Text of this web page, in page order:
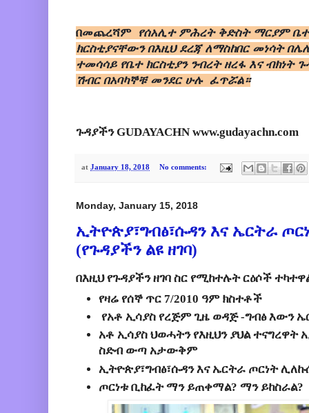
በመጨረሻም የሰአሊተ ምሕረት ቅድስት ማርያም ቤተ
ክርስቲያናቸውን በእዚህ ደረጃ ለማስከበር መነሳት
ተመሳሳይ የቤተ ክርስቲያን ንብረት ዘረፋ እና ብክነት
ሽብር በአባካኞቹ መንደር ሁሉ ፈጥሯል።
ጉዳያችን GUDAYACHN www.gudayachn.com
at January 18, 2018 No comments:
Monday, January 15, 2018
ኢትዮጵያ፣ግብፅ፣ሱዳን እና ኤርትራ
(የጉዳያችን ልዩ ዘገባ)
በእዚህ የጉዳያችን ዘገባ ስር የሚከተሉት ርዕሶች
የዛሬ የሰኞ ጥር 7/2010 ዓም ክስተቶች
የአቶ ኢሳያስ የረጅም ጊዜ ወዳጅ -ግብፅ እውን
አቶ ኢሳያስ ህወሓትን የእዚህን ያህል
ስድብ ውጣ አታውቅም
ኢትዮጵያ፣ግብፅ፣ሱዳን እና ኤርትራ ጦርነት
ጦርነቱ ቢከፈት ማን ይጠቀማል? ማን ይከስራል?